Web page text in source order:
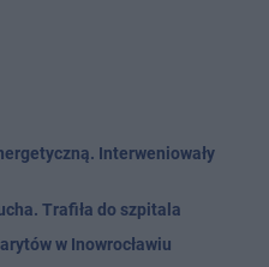
Interweniowały
Trafiła do szpitala
w Inowrocławiu